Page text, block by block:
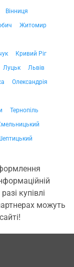
Вінниця
Житомир
Кривий Ріг
Луцьк
Львів
Олександрія
Тернопіль
купівлі
можуть